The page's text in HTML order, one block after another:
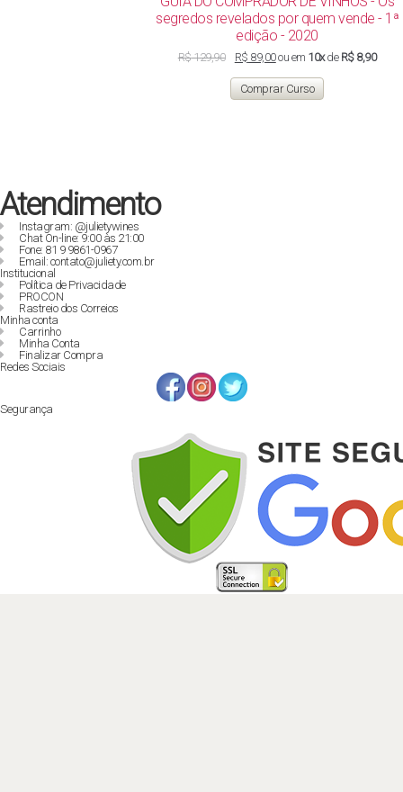
segredos revelados por quem vende - 1ª
edição - 2020
R$129,90
original
era:
R$ 129,90.
R$ 89,00O
atual
é:
R$ 89,00.
ou em 10xde R$ 8,90
Comprar Curso
Atendimento
Instagram: @julietywines
Chat On-line: 9:00 às 21:00
Fone: 81 9 9861-0967
Email: contato@juliety.com.br
Institucional
Política de Privacidade
PROCON
Rastreio dos Correios
Minha conta
Carrinho
Minha Conta
Finalizar Compra
Redes Sociais
Segurança